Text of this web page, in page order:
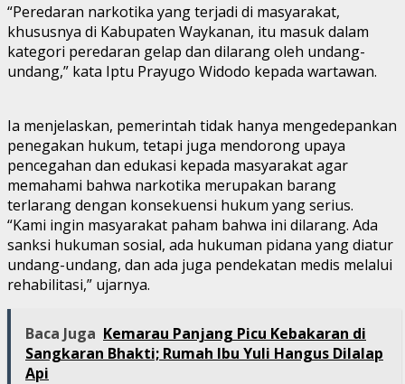
“Peredaran narkotika yang terjadi di masyarakat,
khususnya di Kabupaten Waykanan, itu masuk dalam
kategori peredaran gelap dan dilarang oleh undang-
undang,” kata Iptu Prayugo Widodo kepada wartawan.
Ia menjelaskan, pemerintah tidak hanya mengedepankan
penegakan hukum, tetapi juga mendorong upaya
pencegahan dan edukasi kepada masyarakat agar
memahami bahwa narkotika merupakan barang
terlarang dengan konsekuensi hukum yang serius.
“Kami ingin masyarakat paham bahwa ini dilarang. Ada
sanksi hukuman sosial, ada hukuman pidana yang diatur
undang-undang, dan ada juga pendekatan medis melalui
rehabilitasi,” ujarnya.
Baca Juga Kemarau Panjang Picu Kebakaran di
Sangkaran Bhakti; Rumah Ibu Yuli Hangus Dilalap
Api